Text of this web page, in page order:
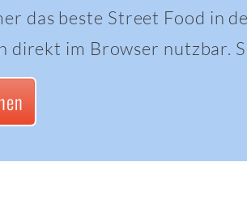
das beste Street Food in
direkt im Browser nutzbar.